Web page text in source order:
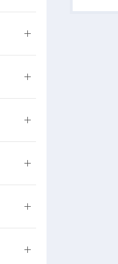
泄漏性